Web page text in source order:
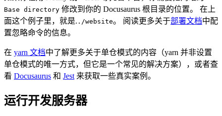
Base directory 修改到你的 Docusaurus 根目录的位置。 在上
面这个例子里，就是. ./website。 阅读更多关于部署文档中配
置忽略命令的信息。
在 yarn 文档中了解更多关于单仓模式的内容（yarn 并非设置
单仓模式的唯一方式，但它是一个常见的解决方案），或者查
看 Docusaurus 和 Jest 来获取一些真实案例。
运行开发服务器